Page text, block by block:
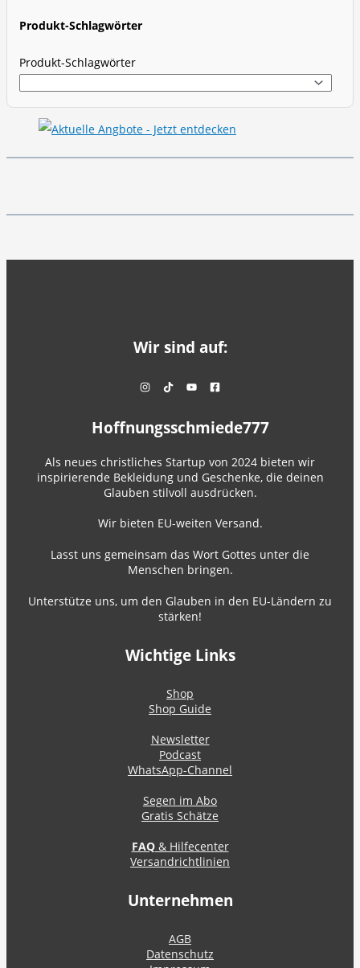
Produkt-Schlagwörter
Produkt-Schlagwörter
Wir sind auf:
Hoffnungsschmiede777
Als neues christliches Startup von 2024 bieten wir
inspirierende Bekleidung und Geschenke, die deinen
Glauben stilvoll ausdrücken.
Wir bieten EU-weiten Versand.
Lasst uns gemeinsam das Wort Gottes unter die
Menschen bringen.
Unterstütze uns, um den Glauben in den EU-Ländern zu
stärken!
Wichtige Links
Shop
Shop Guide
Newsletter
Podcast
WhatsApp-Channel
Segen im Abo
Gratis Schätze
FAQ& Hilfecenter
Versandrichtlinien
Unternehmen
AGB
Datenschutz